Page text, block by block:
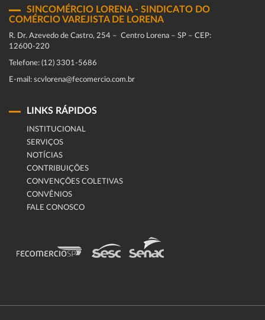
SINCOMÉRCIO LORENA - SINDICATO DO
COMÉRCIO VAREJISTA DE LORENA
R. Dr. Azevedo de Castro, 254 – Centro Lorena – SP – CEP:
12600-220
Telefone: (12) 3301-5686
E-mail: scvlorena@fecomercio.com.br
LINKS RÁPIDOS
INSTITUCIONAL
SERVIÇOS
NOTÍCIAS
CONTRIBUIÇÕES
CONVENÇÕES COLETIVAS
CONVÊNIOS
FALE CONOSCO